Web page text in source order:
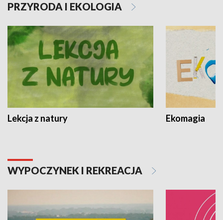
PRZYRODA I EKOLOGIA
Lekcja z natury Ekomagia
WYPOCZYNEK I REKREACJA